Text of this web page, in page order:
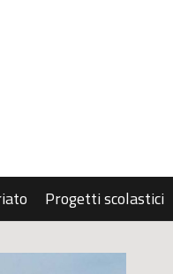
Progetti scolastici